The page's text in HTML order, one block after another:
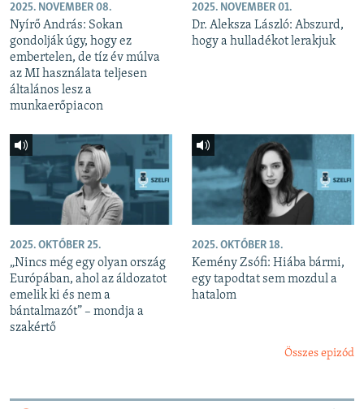
2025. NOVEMBER 08.
Nyírő András: Sokan
gondolják úgy, hogy ez
embertelen, de tíz év múlva
az MI használata teljesen
általános lesz a
munkaerőpiacon
2025. NOVEMBER 01.
Dr. Aleksza László: Abszurd,
hogy a hulladékot lerakjuk
2025. OKTÓBER 25.
„Nincs még egy olyan ország
Európában, ahol az áldozatot
emelik ki és nem a
bántalmazót” – mondja a
szakértő
2025. OKTÓBER 18.
Kemény Zsófi: Hiába bármi,
egy tapodtat sem mozdul a
hatalom
Összes epizód